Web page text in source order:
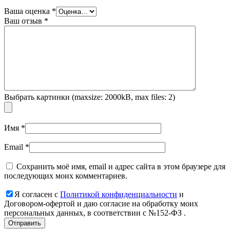
Ваша оценка *
Ваш отзыв *
Выбрать картинки (maxsize: 2000kB, max files: 2)
Имя *
Email *
Сохранить моё имя, email и адрес сайта в этом браузере для
последующих моих комментариев.
Я согласен с Политикой конфиденциальности и
Договором-офертой и даю согласие на обработку моих
персональных данных, в соответствии с №152-ФЗ .